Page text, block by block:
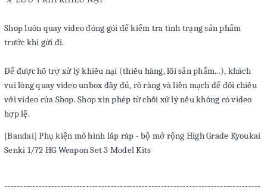
Shop luôn quay video đóng gói để kiểm tra tình trạng sản phẩm
trước khi gửi đi.
Để được hỗ trợ xử lý khiếu nại (thiếu hàng, lỗi sản phẩm...), khách
vui lòng quay video unbox đầy đủ, rõ ràng và liền mạch để đối chiếu
với video của Shop. Shop xin phép từ chối xử lý nếu không có video
hợp lệ.
[Bandai] Phụ kiện mô hình lắp ráp - bộ mở rộng High Grade Kyoukai
Senki 1/72 HG Weapon Set 3 Model Kits
----------------------------------------------------------------------------------